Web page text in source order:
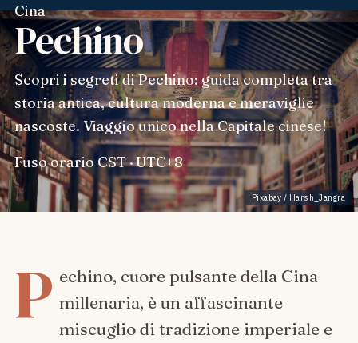
Pixabay / Harsh_Jangra
Cina
Pechino
Scopri i segreti di Pechino: guida completa tra
storia antica, cultura moderna e meraviglie
nascoste. Viaggio unico nella Capitale cinese!
Fuso orario CST · UTC+8
P echino, cuore pulsante della Cina
millenaria, è un affascinante
miscuglio di tradizione imperiale e